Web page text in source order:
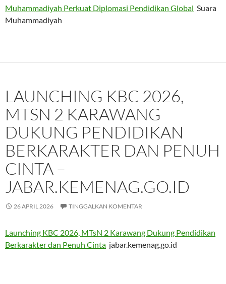
Muhammadiyah Perkuat Diplomasi Pendidikan Global Suara
Muhammadiyah
LAUNCHING KBC 2026,
MTSN 2 KARAWANG
DUKUNG PENDIDIKAN
BERKARAKTER DAN PENUH
CINTA –
JABAR.KEMENAG.GO.ID
26 APRIL 2026 TINGGALKAN KOMENTAR
Launching KBC 2026, MTsN 2 Karawang Dukung Pendidikan
Berkarakter dan Penuh Cinta jabar.kemenag.go.id